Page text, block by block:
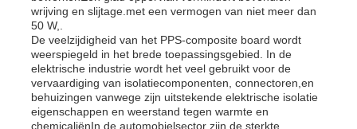
Alle Gevallen
Vraag een offerte aan
De Plastic Raad van pp
wrijving en slijtage.met een vermogen van niet meer dan
50 W,.
De veelzijdigheid van het PPS-composite board wordt
weerspiegeld in het brede toepassingsgebied. In de
elektrische industrie wordt het veel gebruikt voor de
vervaardiging van isolatiecomponenten, connectoren,en
behuizingen vanwege zijn uitstekende elektrische isolatie
eigenschappen en weerstand tegen warmte en
chemicaliënIn de automobielsector zijn de sterkte,